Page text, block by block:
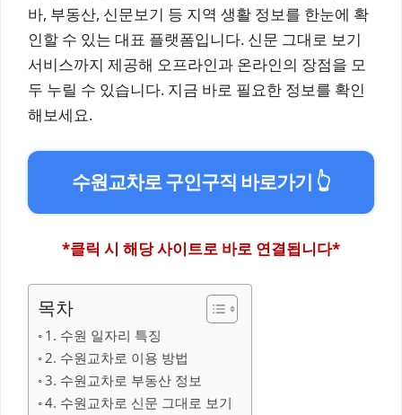
바, 부동산, 신문보기 등 지역 생활 정보를 한눈에 확
인할 수 있는 대표 플랫폼입니다. 신문 그대로 보기
서비스까지 제공해 오프라인과 온라인의 장점을 모
두 누릴 수 있습니다. 지금 바로 필요한 정보를 확인
해보세요.
수원교차로 구인구직 바로가기 👆
*클릭 시 해당 사이트로 바로 연결됩니다*
목차
1. 수원 일자리 특징
2. 수원교차로 이용 방법
3. 수원교차로 부동산 정보
4. 수원교차로 신문 그대로 보기